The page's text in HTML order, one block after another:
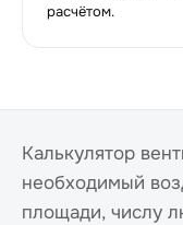
расчётом.
Калькулятор
необходимый
площади, числу